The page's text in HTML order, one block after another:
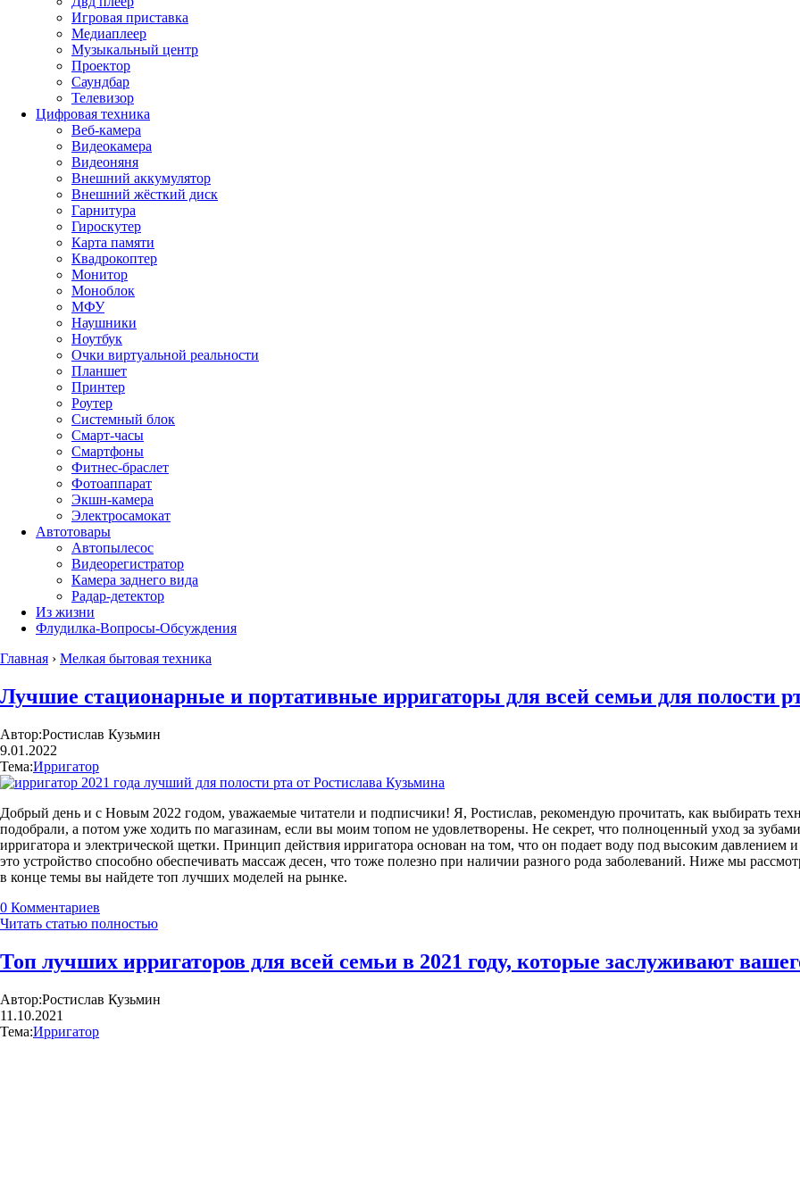
Игровая приставка
Медиаплеер
Музыкальный центр
Проектор
Саундбар
Телевизор
Цифровая техника
Веб-камера
Видеокамера
Видеоняня
Внешний аккумулятор
Внешний жёсткий диск
Гарнитура
Гироскутер
Карта памяти
Квадрокоптер
Монитор
Моноблок
МФУ
Наушники
Ноутбук
Очки виртуальной реальности
Планшет
Принтер
Роутер
Системный блок
Смарт-часы
Смартфоны
Фитнес-браслет
Фотоаппарат
Экшн-камера
Электросамокат
Автотовары
Автопылесос
Видеорегистратор
Камера заднего вида
Радар-детектор
Из жизни
Флудилка-Вопросы-Обсуждения
Главная › Мелкая бытовая техника
Лучшие стационарные и портативные ирригаторы для всей семьи для полости
Автор:Ростислав Кузьмин
9.01.2022
Тема:Ирригатор
Добрый день и с Новым 2022 годом, уважаемые читатели и подписчики! Я, Ростислав, рекомендую прочитать, как выбирать
подобрали, а потом уже ходить по магазинам, если вы моим топом не удовлетворены. Не секрет, что полноценный уход за
ирригатора и электрической щетки. Принцип действия ирригатора основан на том, что он подает воду под высоким давлением
это устройство способно обеспечивать массаж десен, что тоже полезно при наличии разного рода заболеваний. Ниже мы
в конце темы вы найдете топ лучших моделей на рынке.
0 Комментариев
Читать статью полностью
Топ лучших ирригаторов для всей семьи в 2021 году, которые заслуживают
Автор:Ростислав Кузьмин
11.10.2021
Тема:Ирригатор